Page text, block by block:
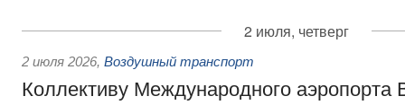
2 июля, четверг
2 июля 2026, Воздушный транспорт
Коллективу Международного аэропорта